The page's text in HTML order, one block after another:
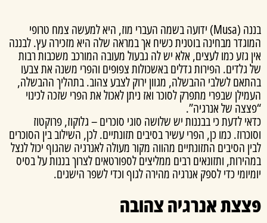
בננה (Musa) ידועה בשמה העברי מוז, היא למעשה צמח טרופי
מבחינה בוטנית כשיח אך במראה שלה היא מזכירה עץ. לבננה
גזע כמו לעצים, אלא יש לה גבעול מעובה המורכב משכבות רבות
גלדים. הפירות גדלים באשכולות צפופים והפרי משנה את צבעו
לשלבי ההבשלה, מגוון ירוק לצבע צהוב. בתהליך ההבשלה,
שבפרי מתפרק לסוכר ואז ניתן לאכול את הפרי שזכה לכינוי
של אנרגיה”.
לדעת כי בבננות יש שלושה סוגי סוכרים – גלוקוז, פרוקטוז
כמו כן, הפרי עשיר בסיבים תזונתיים. לכן, השילוב בין הסוכרים
הסיבים התזונתיים מהווה מקור מעולה לאנרגיה שהגוף יכול לנצל
ותזונאים רבים ממליצים לספורטאים לצרוך בננות על בסיס
כדי לספק אנרגיה מהירה לגוף וכדי לשפר הישגים.
אנרגיה צהובה